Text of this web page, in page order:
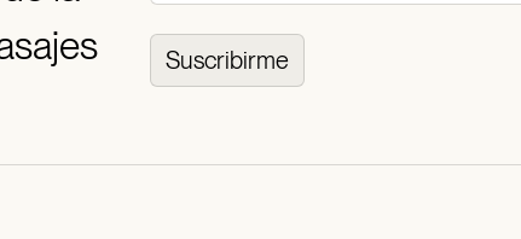
Suscribirme